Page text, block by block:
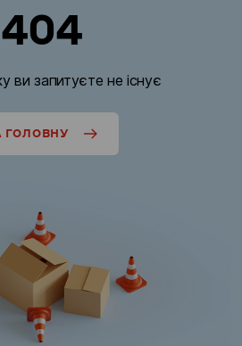
404
ви запитуєте не існує
ГОЛОВНУ